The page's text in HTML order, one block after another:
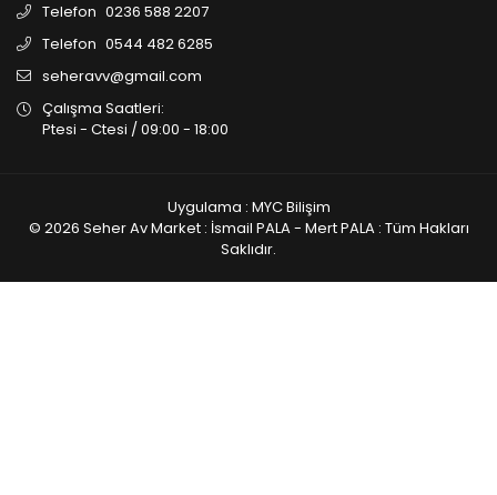
Telefon 0236 588 2207
Telefon 0544 482 6285
seheravv@gmail.com
Çalışma Saatleri:
Ptesi - Ctesi / 09:00 - 18:00
Uygulama : MYC Bilişim
© 2026 Seher Av Market : İsmail PALA - Mert PALA : Tüm Hakları
Saklıdır.